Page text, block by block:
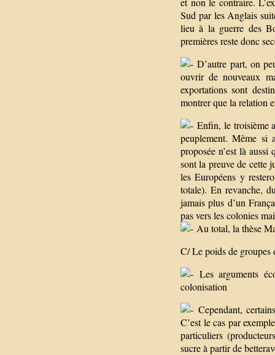
Sud par les Anglais
lieu à la guerre des
premières reste donc
D’autre part, on
ouvrir de nouveaux
exportations sont
montrer que la relation
Enfin, le troisième
peuplement. Même si
proposée n’est là
sont la preuve de
les Européens y
totale). En revanche,
jamais plus d’un
pas vers les colonies
Au total, la thèse
C/ Le poids de groupes
Les arguments
colonisation
Cependant,
C’est le cas par
particuliers
sucre à partir de